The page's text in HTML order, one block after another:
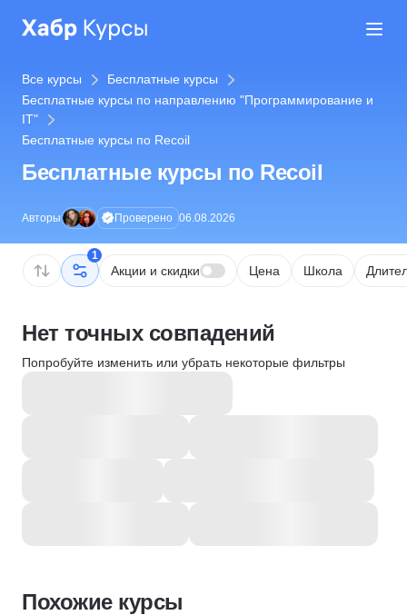
Все курсы
Бесплатные курсы
Бесплатные курсы по направлению "Программирование и
IT"
Бесплатные курсы по Recoil
Бесплатные курсы по Recoil
Авторы Проверено 06.08.2026
1
Акции и скидки Цена Школа
Нет точных совпадений
Попробуйте изменить или убрать некоторые фильтры
Похожие курсы